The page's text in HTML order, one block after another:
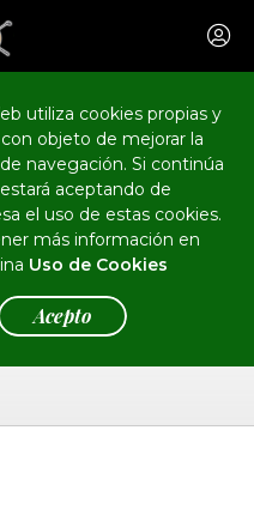
utiliza cookies propias y
objeto de mejorar la
navegación. Si continúa
aceptando de
el uso de estas cookies.
más información en
Uso de Cookies
Acepto
ver el evento.